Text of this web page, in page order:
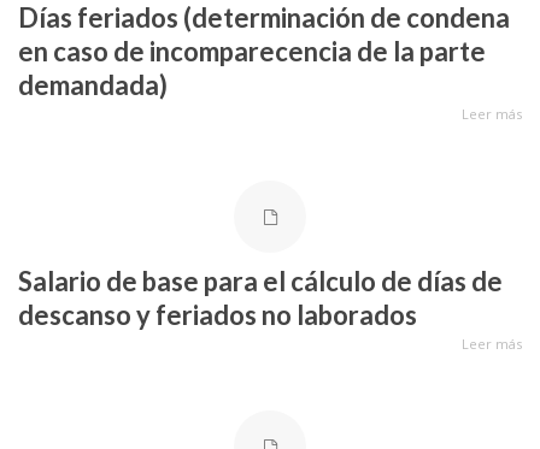
Días feriados (determinación de condena
en caso de incomparecencia de la parte
demandada)
Leer más
Salario de base para el cálculo de días de
descanso y feriados no laborados
Leer más